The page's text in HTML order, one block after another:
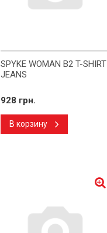
SPYKE WOMAN B2 T-SHIRT
JEANS
928 грн.
В корзину